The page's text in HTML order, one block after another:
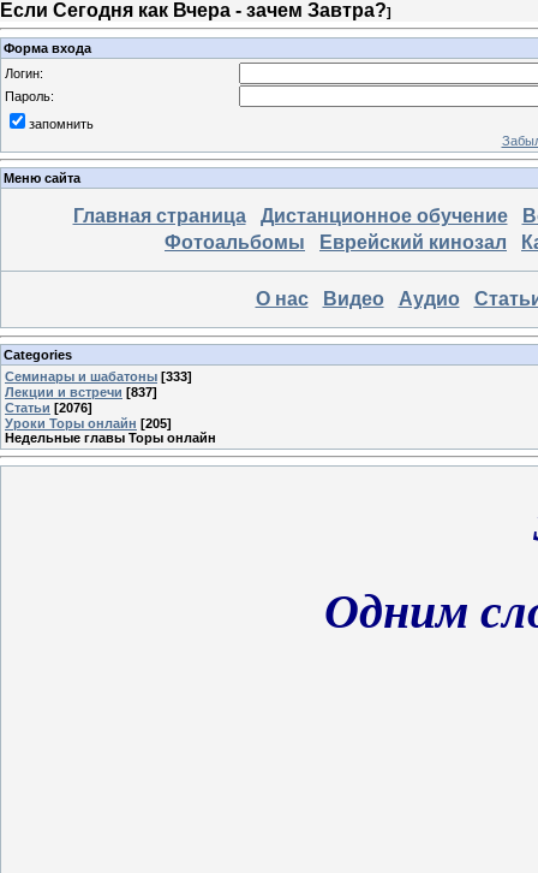
Если Сегодня как Вчера - зачем Завтра?]
Форма входа
Логин:
Пароль:
запомнить
Меню сайта
Главная страница Дистанционное обучение
Фотоальбомы
Еврейский кинозал
О нас Видео Аудио
Categories
Семинары и шабатоны [333]
Лекции и встречи [837]
Статьи [2076]
Уроки Торы онлайн [205]
Недельные главы Торы онлайн
Одним